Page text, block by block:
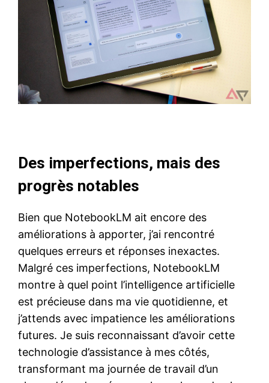
Des imperfections, mais des
progrès notables
Bien que NotebookLM ait encore des
améliorations à apporter, j’ai rencontré
quelques erreurs et réponses inexactes.
Malgré ces imperfections, NotebookLM
montre à quel point l’intelligence artificielle
est précieuse dans ma vie quotidienne, et
j’attends avec impatience les améliorations
futures. Je suis reconnaissant d’avoir cette
technologie d’assistance à mes côtés,
transformant ma journée de travail d’un